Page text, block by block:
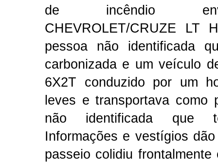
de incêndio
CHEVROLET/CRUZE LT
pessoa não identificada
carbonizada e um veículo
6X2T conduzido por um
leves e transportava como
não identificada que
Informações e vestígios
passeio colidiu